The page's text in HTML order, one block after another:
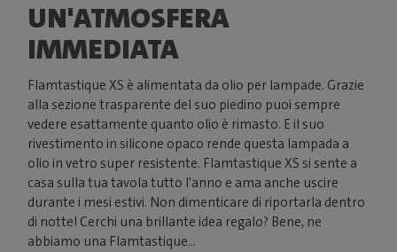
UN'ATMOSFERA
IMMEDIATA
Flamtastique XS è alimentata da olio per lampade. Grazie
alla sezione trasparente del suo piedino puoi sempre
vedere esattamente quanto olio è rimasto. E il suo
rivestimento in silicone opaco rende questa lampada a
olio in vetro super resistente. Flamtastique XS si sente a
casa sulla tua tavola tutto l'anno e ama anche uscire
durante i mesi estivi. Non dimenticare di riportarla dentro
di notte! Cerchi una brillante idea regalo? Bene, ne
abbiamo una Flamtastique...